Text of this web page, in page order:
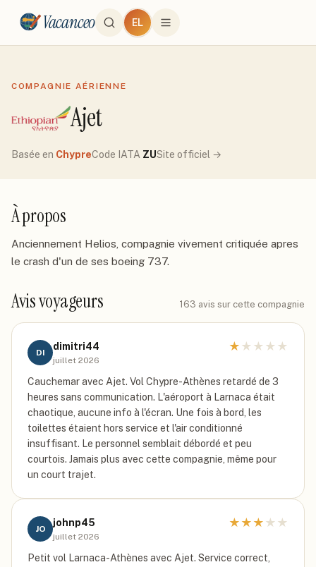
Vacanceo EL
COMPAGNIE AÉRIENNE
Ajet
Basée en ChypreCode IATA ZUSite officiel →
À propos
Anciennement Helios, compagnie vivement critiquée apres
le crash d'un de ses boeing 737.
Avis voyageurs 163 avis sur cette compagnie
DI
dimitri44
juillet 2026
★ ★ ★ ★ ★
Cauchemar avec Ajet. Vol Chypre-Athènes retardé de 3
heures sans communication. L'aéroport à Larnaca était
chaotique, aucune info à l'écran. Une fois à bord, les
toilettes étaient hors service et l'air conditionné
insuffisant. Le personnel semblait débordé et peu
courtois. Jamais plus avec cette compagnie, même pour
un court trajet.
JO
johnp45
juillet 2026
★ ★ ★ ★ ★
Petit vol Larnaca-Athènes avec Ajet. Service correct,